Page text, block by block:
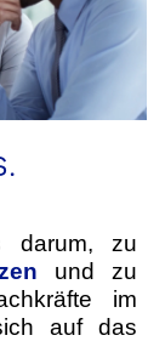
darum, zu
und zu
im
auf das